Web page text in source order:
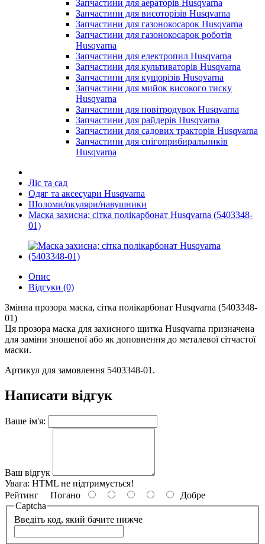
Запчастини для аераторів Husqvarna
Запчастини для висоторізів Husqvarna
Запчастини для газонокосарок Husqvarna
Запчастини для газонокосарок роботів
Husqvarna
Запчастини для електропил Husqvarna
Запчастини для культиваторів Husqvarna
Запчастини для кущорізів Husqvarna
Запчастини для мийок високого тиску
Husqvarna
Запчастини для повітродувок Husqvarna
Запчастини для райдерів Husqvarna
Запчастини для садових тракторів Husqvarna
Запчастини для снігоприбиральників
Husqvarna
Ліс та сад
Одяг та аксесуари Husqvarna
Шоломи/окуляри/навушники
Маска захисна; сітка полікарбонат Husqvarna (5403348-
01)
Опис
Відгуки (0)
Змінна прозора маска, сітка полікарбонат Husqvarna (5403348-
01)
Ця прозора маска для захисного щитка Husqvarna призначена
для заміни зношеної або як доповнення до металевої сітчастої
маски.
Артикул для замовлення 5403348-01.
Написати відгук
Ваше ім'я:
Ваш відгук
Увага: HTML не підтримується!
Рейтинг Погано
Добре
Captcha
Введіть код, який бачите нижче